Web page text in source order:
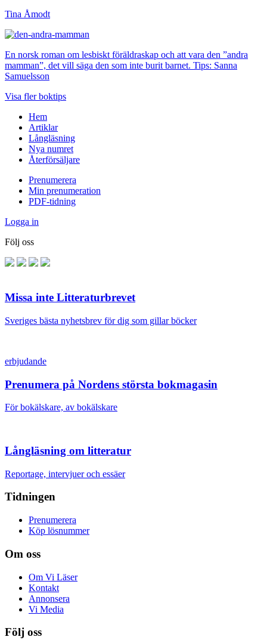
Tina Åmodt
En norsk roman om lesbiskt föräldraskap och att vara den ”andra
mamman”, det vill säga den som inte burit barnet. Tips: Sanna
Samuelsson
Visa fler boktips
Hem
Artiklar
Långläsning
Nya numret
Återförsäljare
Prenumerera
Min prenumeration
PDF-tidning
Logga in
Följ oss
Missa inte Litteraturbrevet
Sveriges bästa nyhetsbrev för dig som gillar böcker
erbjudande
Prenumera på Nordens största bokmagasin
För bokälskare, av bokälskare
Långläsning om litteratur
Reportage, intervjuer och essäer
Tidningen
Prenumerera
Köp lösnummer
Om oss
Om Vi Läser
Kontakt
Annonsera
Vi Media
Följ oss